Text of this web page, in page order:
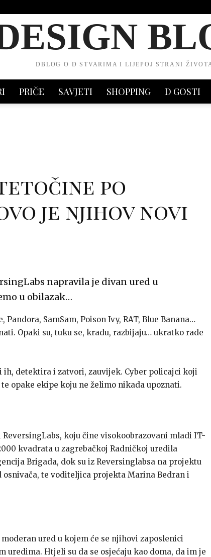
DBLOG O D STVARIMA I LIJEPOJ STRANI
PRIČE SAVJETI SHOPPING D GOSTI
po
je njihov novi
napravila je divan ured u
u obilazak…
Pandora, SamSam, Poison Ivy, RAT, Blue Banana…
Opaki su, tuku se, kradu, razbijaju… ukratko rade
ih, detektira i zatvori, zauvijek. Cyber policajci koji
opake ekipe koju ne želimo nikada upoznati.
koju čine visokoobrazovani mladi IT-
kvadrata u zagrebačkoj Radničkoj uredila
Brigada, dok su iz Reversinglabsa na projektu
te voditeljica projekta Marina Bedran i
ured u kojem će se njihovi zaposlenici
uredima. Htjeli su da se osjećaju kao doma, da im je